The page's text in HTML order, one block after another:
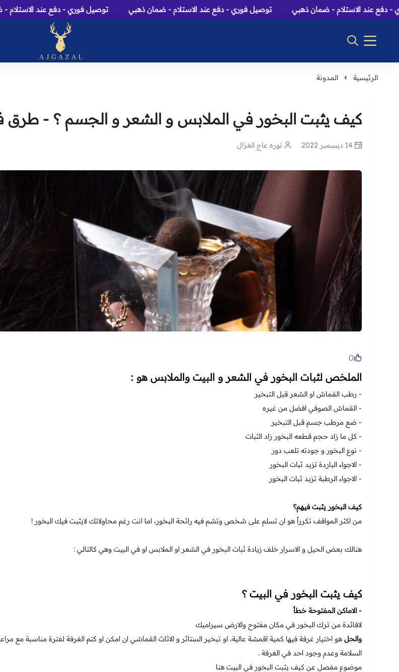
الاستلام - ضمان ذهبي توصيل فوري - دفع عند الاستلام - ضمان ذهبي توصيل فوري - دفع عند الاستلام - ضمان
عاج الغزال:
الرئيسية المدونة
كيف يثبت البخور في الملابس و الشعر و الجسم ؟ - طرق
14 ديسمبر 2022 نوره عاج الغزال
0
الملخص لثبات البخور في الشعر و البيت والملابس هو :
- رطب القماش او الشعر قبل التبخير
- القماش الصوفي افضل من غيره
- ضع مرطب جسم قبل التبخير
- كل ما زاد حجم قطعه البخور زاد الثبات
- نوع البخور و جودته تلعب دور
- الاجواء الباردة تزيد ثبات البخور
- الاجواء الرطبة تزيد ثبات البخور
كيف البخور يثبت فيهم؟
من اكثر المواقف تكرراً هو ان تسلم على شخص وتشم فيه رائحة البخور، اما انت رغم محاولاتك لايثبت فيك البخور !
هنالك بعض الحيل و الاسرار خلف زيادة ثبات البخور في الشعر او الملابس او في البيت وهي كالتالي :
كيف يثبت البخور في البيت ؟
- الاماكن المفتوحة خطأ
لافائدة من ترك البخور في مكان مفتوح والارض سيراميك
والحل هو اختيار غرفة فيها كمية اقمشة عالية، او تبخير الستائر و الاثاث القماشي ان امكن او كتم الغرفة لفترة مناسبة مع
السلامة وعدم وجود احد في الغرفة .
موضوع مفصل عن كيف يثبت البخور في البيت هنا